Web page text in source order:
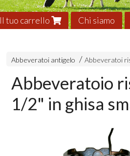
Il tuo carrello Chi siamo
Abbeveratoi antigelo Abbeveratoi
Abbeveratoio
1/2" in ghisa